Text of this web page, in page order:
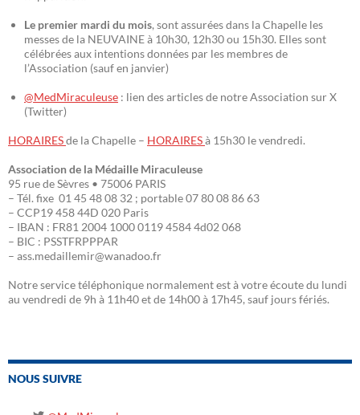
Le premier mardi du mois, sont assurées dans la Chapelle les
messes de la NEUVAINE à 10h30, 12h30 ou 15h30. Elles sont
célébrées aux intentions données par les membres de
l’Association (sauf en janvier)
@MedMiraculeuse : lien des articles de notre Association sur X
(Twitter)
HORAIRESde la Chapelle – HORAIRESà 15h30 le vendredi.
Association de la Médaille Miraculeuse
95 rue de Sèvres • 75006 PARIS
– Tél. fixe 01 45 48 08 32 ; portable 07 80 08 86 63
– CCP19 458 44D 020 Paris
– IBAN : FR81 2004 1000 0119 4584 4d02 068
– BIC : PSSTFRPPPAR
– ass.medaillemir@wanadoo.fr
Notre service téléphonique normalement est à votre écoute du lundi
au vendredi de 9h à 11h40 et de 14h00 à 17h45, sauf jours fériés.
NOUS SUIVRE